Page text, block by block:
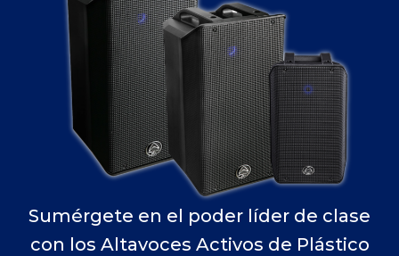
Sumérgete en el poder líder de clase
con los Altavoces Activos de Plástico